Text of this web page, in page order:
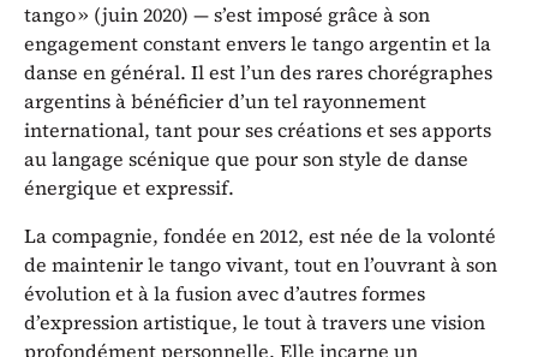
tango » (juin 2020) — s’est imposé grâce à son
engagement constant envers le tango argentin et la
danse en général. Il est l’un des rares chorégraphes
argentins à bénéficier d’un tel rayonnement
international, tant pour ses créations et ses apports
au langage scénique que pour son style de danse
énergique et expressif.
La compagnie, fondée en 2012, est née de la volonté
de maintenir le tango vivant, tout en l’ouvrant à son
évolution et à la fusion avec d’autres formes
d’expression artistique, le tout à travers une vision
profondément personnelle. Elle incarne un